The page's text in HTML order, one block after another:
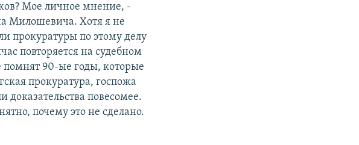
Мое личное мнение, -
Милошевича. Хотя я не
прокуратуры по этому делу
повторяется на судебном
90-ые годы, которые
прокуратура, госпожа
доказательства повесомее.
почему это не сделано.